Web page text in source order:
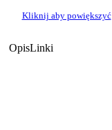
Kliknij aby powiększyć
OpisLinki